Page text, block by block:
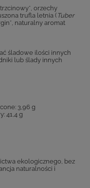
orzechy
trufla letnia ( Tuber
naturalny aromat
śladowe ilości innych
lub ślady innych
3,96 g
41,4 g
ekologicznego, bez
naturalności i